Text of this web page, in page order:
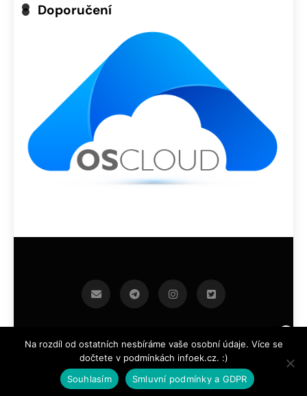
Doporučení
infoek.cz 2026.Developed By BlazeThemes .
Na rozdíl od ostatních nesbíráme vaše osobní údaje. Více se
dočtete v podmínkách infoek.cz. :)
Souhlasím
Smluvní podmínky a GDPR